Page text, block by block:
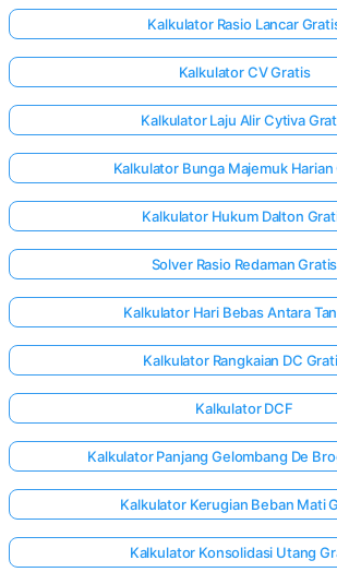
Kalkulator Rasio Lancar
Kalkulator CV Gratis
Kalkulator Laju Alir Cytiva
Kalkulator Bunga Majemuk Harian
Kalkulator Hukum Dalton
Solver Rasio Redaman Gratis
Kalkulator Hari Bebas Antara
Kalkulator Rangkaian DC
Kalkulator DCF
Kalkulator Panjang Gelombang De
Kalkulator Kerugian Beban Mati
Kalkulator Konsolidasi Utang